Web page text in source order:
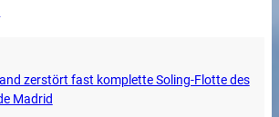
zerstört fast komplette Soling-Flotte des
Madrid